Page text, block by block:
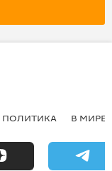
ПОЛИТИКА В МИРЕ